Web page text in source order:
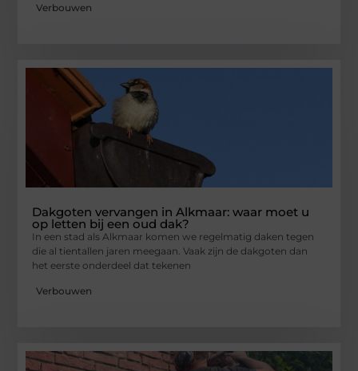
Verbouwen
Dakgoten vervangen in Alkmaar: waar moet u
op letten bij een oud dak?
In een stad als Alkmaar komen we regelmatig daken tegen
die al tientallen jaren meegaan. Vaak zijn de dakgoten dan
het eerste onderdeel dat tekenen
Verbouwen